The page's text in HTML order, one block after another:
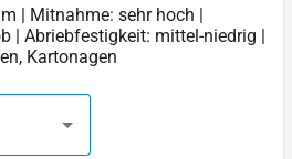
| Mitnahme: sehr hoch |
| Abriebfestigkeit: mittel-niedrig |
Kartonagen